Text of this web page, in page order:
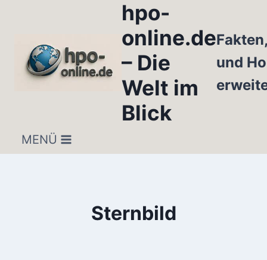
hpo-
online.de
– Die
Welt im
Blick
und
MENÜ
Sternbild